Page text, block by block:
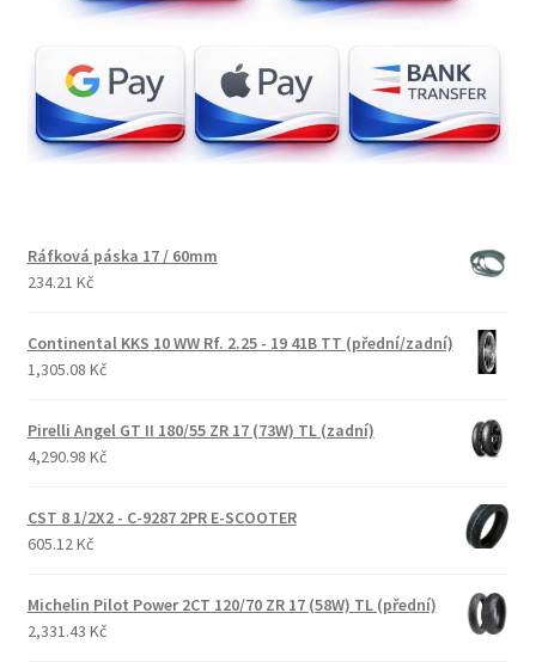
Ráfková páska 17 / 60mm
234.21 Kč
Continental KKS 10 WW Rf. 2.25 - 19 41B TT (přední/zadní)
1,305.08 Kč
Pirelli Angel GT II 180/55 ZR 17 (73W) TL (zadní)
4,290.98 Kč
CST 8 1/2X2 - C-9287 2PR E-SCOOTER
605.12 Kč
Michelin Pilot Power 2CT 120/70 ZR 17 (58W) TL (přední)
2,331.43 Kč